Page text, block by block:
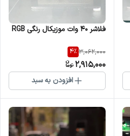
فلاشر ۴۰ وات موزیکال رنگی RGB
3,062,000
4%
2,915,000
افزودن به سبد